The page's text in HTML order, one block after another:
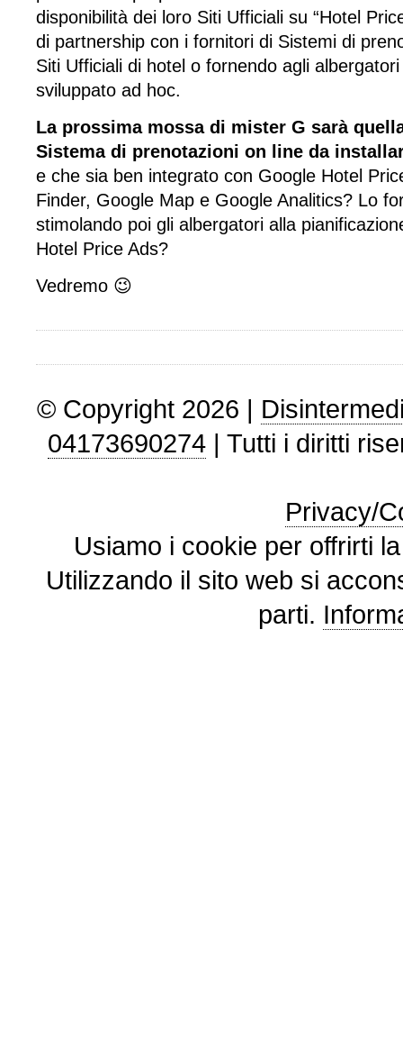
disponibilità dei loro Siti Ufficiali su “Hotel
di partnership con i fornitori di Sistemi di
Siti Ufficiali di hotel o fornendo agli
sviluppato ad hoc.
La prossima mossa di mister G sarà
Sistema di prenotazioni on line da
e che sia ben integrato con Google Hotel
Finder, Google Map e Google Analitics? Lo
stimolando poi gli albergatori alla
Hotel Price Ads?
Vedremo 😉
© Copyright 2026 |
04173690274| Tutti i diritti
Privacy/
Usiamo i cookie per offrirti
Utilizzando il sito web si
parti.